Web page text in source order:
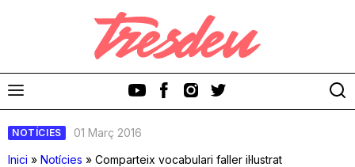
NOTÍCIES
01 Març 2016
Inici » Notícies » Comparteix vocabulari faller il·lustrat